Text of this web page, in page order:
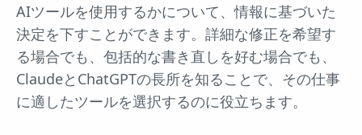
AIツールを使用するかについて、情報に基づいた
決定を下すことができます。詳細な修正を希望す
る場合でも、包括的な書き直しを好む場合でも、
ClaudeとChatGPTの長所を知ることで、その仕事
に適したツールを選択するのに役立ちます。